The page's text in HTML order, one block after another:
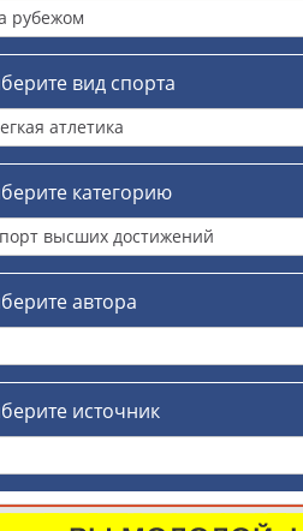
рубежом
вид спорта
атлетика
категорию
высших достижений
автора
источник